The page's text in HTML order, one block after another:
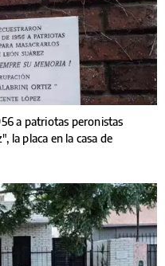
a patriotas peronistas
la placa en la casa de